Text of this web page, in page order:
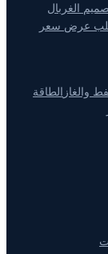
الغربال
عرض سعر
والغاز الطاقة